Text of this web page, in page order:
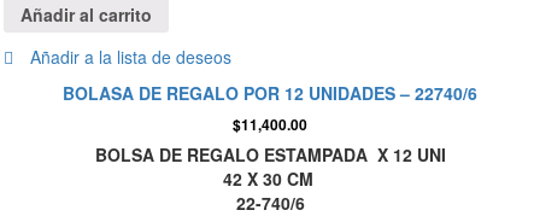
Añadir al carrito
Añadir a la lista de deseos
BOLASA DE REGALO POR 12 UNIDADES – 22740/6
$11,400.00
BOLSA DE REGALO ESTAMPADA X 12 UNI
42 X 30 CM
22-740/6